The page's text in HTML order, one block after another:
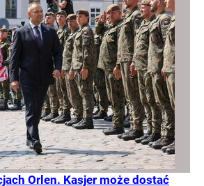
Orlen. Kasjer może dostać